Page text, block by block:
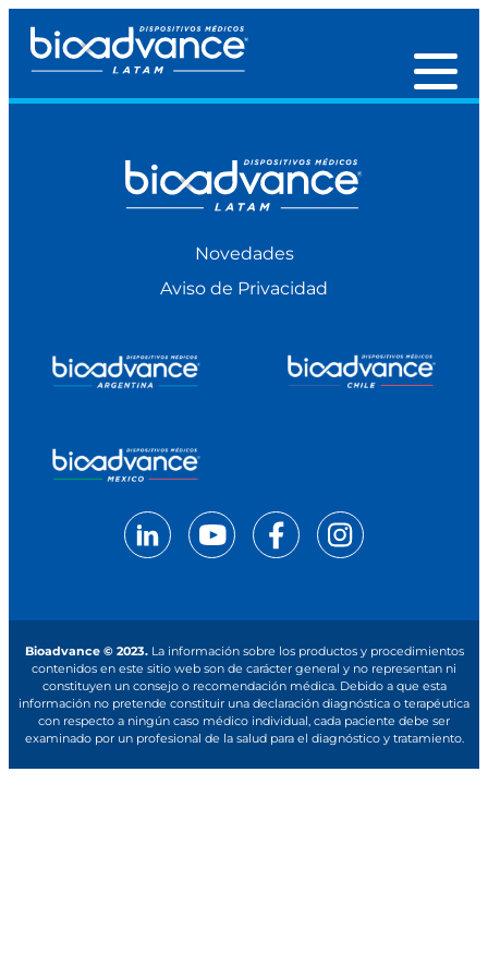
Novedades
Aviso de Privacidad
Bioadvance © 2023.La información sobre los productos y procedimientos
contenidos en este sitio web son de carácter general y no representan ni
constituyen un consejo o recomendación médica. Debido a que esta
información no pretende constituir una declaración diagnóstica o terapéutica
con respecto a ningún caso médico individual, cada paciente debe ser
examinado por un profesional de la salud para el diagnóstico y tratamiento.